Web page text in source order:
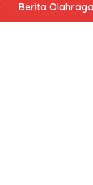
Berita Olahraga